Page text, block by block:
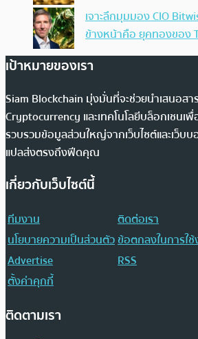
เจาะลึกมุมมอง CIO
ข้างหน้าคือ ยุคทองของ
เป้าหมายของเรา
Siam Blockchain มุ่งมั่นที่จะช่วยนำเสนอสา
Cryptocurrency และเทคโนโลยีบล็อกเชนเ
รวบรวมข้อมูลส่วนใหญ่จากเว็บไซต์และเว็บบ
แปลส่งตรงถึงฟีดคุณ
เกี่ยวกับเว็บไซต์นี้
ทีมงาน
ติดต่อเรา
นโยบายความเป็นส่วนตัวข้อตกลงในการใ
Advertise
RSS
ตั้งค่าคุกกี้
ติดตามเรา